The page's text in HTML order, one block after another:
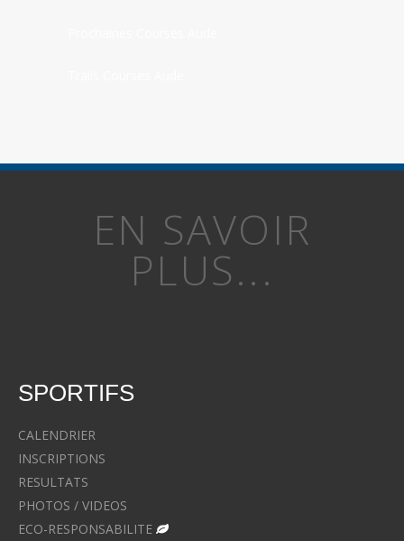
EN SAVOIR
PLUS...
SPORTIFS
CALENDRIER
INSCRIPTIONS
RESULTATS
PHOTOS / VIDEOS
ECO-RESPONSABILITE